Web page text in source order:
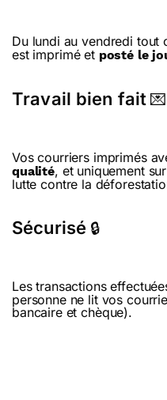
Du lundi au vendredi tout
est imprimé et posté le
Travail bien fait 💌
Vos courriers imprimés
qualité, et uniquement
lutte contre la
Sécurisé 🔒
Les transactions
personne ne lit vos
bancaire et chèque).